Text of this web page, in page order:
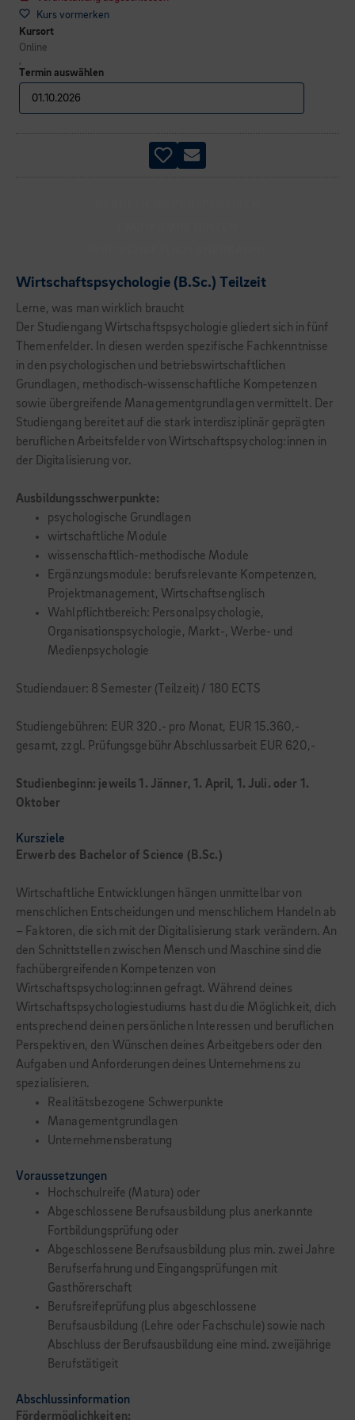
Kurs vormerken
Kursort
Online
,
Termin auswählen
Wirtschaftspsychologie (B.Sc.) Teilzeit
Lerne, was man wirklich braucht
Der Studiengang Wirtschaftspsychologie gliedert sich in fünf
Themenfelder. In diesen werden spezifische Fachkenntnisse
in den psychologischen und betriebswirtschaftlichen
Grundlagen, methodisch-wissenschaftliche Kompetenzen
sowie übergreifende Managementgrundlagen vermittelt. Der
Studiengang bereitet auf die stark interdisziplinär geprägten
beruflichen Arbeitsfelder von Wirtschaftspsycholog:innen in
der Digitalisierung vor.
Ausbildungsschwerpunkte:
psychologische Grundlagen
wirtschaftliche Module
wissenschaftlich-methodische Module
Ergänzungsmodule: berufsrelevante Kompetenzen,
Projektmanagement, Wirtschaftsenglisch
Wahlpflichtbereich: Personalpsychologie,
Organisationspsychologie, Markt-, Werbe- und
Medienpsychologie
Studiendauer: 8 Semester (Teilzeit) / 180 ECTS
Studiengebühren: EUR 320.- pro Monat, EUR 15.360,-
gesamt, zzgl. Prüfungsgebühr Abschlussarbeit EUR 620,-
Studienbeginn: jeweils 1. Jänner, 1. April, 1. Juli. oder 1.
Oktober
Kursziele
Erwerb des Bachelor of Science (B.Sc.)
Wirtschaftliche Entwicklungen hängen un­mittelbar von
menschlichen Entscheidungen und menschlichem Handeln ab
– Faktoren, die sich mit der Digitalisierung stark verändern. An
den Schnittstellen zwischen Mensch und Maschine sind die
fachübergreifenden Kom­petenzen von
Wirtschaftspsycholog:innen gefragt. Während deines
Wirtschaftspsycho­logiestudiums hast du die Möglichkeit, dich
entsprechend deinen persönlichen Interessen und beruflichen
Perspektiven, den Wün­schen deines Arbeitgebers oder den
Aufgaben und Anforderungen deines Unternehmens zu
spezialisieren.
Realitätsbezogene Schwerpunkte
Managementgrundlagen
Unternehmensberatung
Voraussetzungen
Hochschulreife (Matura) oder
Abgeschlossene Berufsausbildung plus anerkannte
Fortbildungsprüfung oder
Abgeschlossene Berufsausbildung plus min. zwei Jahre
Berufserfahrung und Eingangsprüfungen mit
Gasthörerschaft
Berufsreifeprüfung plus abgeschlossene
Berufsausbildung (Lehre oder Fachschule) sowie nach
Abschluss der Berufsausbildung eine mind. zweijährige
Berufstätigeit
Abschlussinformation
Fördermöglichkeiten: